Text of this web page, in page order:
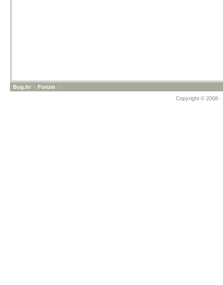
Bug.hr » Forum »
Copyright © 2008 -